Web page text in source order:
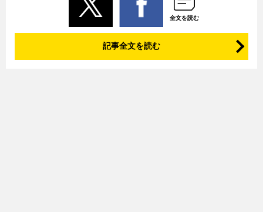
全文を読む
記事全文を読む